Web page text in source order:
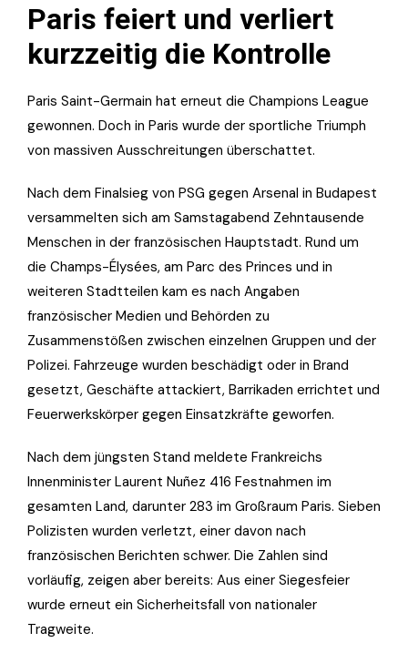
Paris feiert und verliert
kurzzeitig die Kontrolle
Paris Saint-Germain hat erneut die Champions League
gewonnen. Doch in Paris wurde der sportliche Triumph
von massiven Ausschreitungen überschattet.
Nach dem Finalsieg von PSG gegen Arsenal in Budapest
versammelten sich am Samstagabend Zehntausende
Menschen in der französischen Hauptstadt. Rund um
die Champs-Élysées, am Parc des Princes und in
weiteren Stadtteilen kam es nach Angaben
französischer Medien und Behörden zu
Zusammenstößen zwischen einzelnen Gruppen und der
Polizei. Fahrzeuge wurden beschädigt oder in Brand
gesetzt, Geschäfte attackiert, Barrikaden errichtet und
Feuerwerkskörper gegen Einsatzkräfte geworfen.
Nach dem jüngsten Stand meldete Frankreichs
Innenminister Laurent Nuñez 416 Festnahmen im
gesamten Land, darunter 283 im Großraum Paris. Sieben
Polizisten wurden verletzt, einer davon nach
französischen Berichten schwer. Die Zahlen sind
vorläufig, zeigen aber bereits: Aus einer Siegesfeier
wurde erneut ein Sicherheitsfall von nationaler
Tragweite.